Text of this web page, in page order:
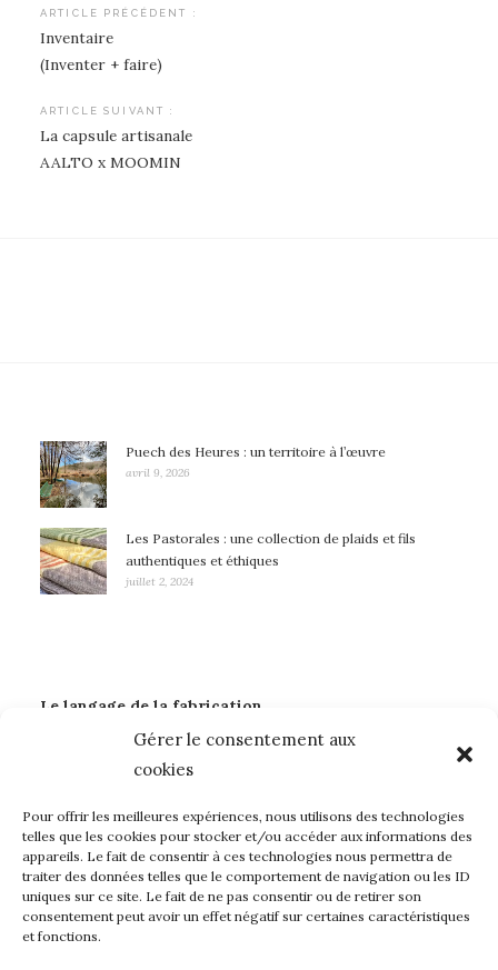
Gérer le consentement aux
cookies
Pour offrir les meilleures expériences, nous utilisons des technologies
telles que les cookies pour stocker et/ou accéder aux informations des
appareils. Le fait de consentir à ces technologies nous permettra de
traiter des données telles que le comportement de navigation ou les ID
uniques sur ce site. Le fait de ne pas consentir ou de retirer son
consentement peut avoir un effet négatif sur certaines caractéristiques
et fonctions.
Navigation
de
ARTICLE PRÉCÉDENT :
Inventaire
(Inventer + faire)
ARTICLE SUIVANT :
La capsule artisanale
AALTO x MOOMIN
Puech des Heures : un territoire à l’œuvre
avril 9, 2026
Les Pastorales : une collection de plaids et fils
authentiques et éthiques
juillet 2, 2024
Le langage de la fabrication
Dentelle Leavers Laines françaises
sidobre
Textile
Tricolor
À propos de madeintownshop…
Mon compte
Page d’accueil